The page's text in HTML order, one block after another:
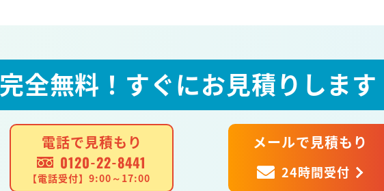
完全無料！ すぐにお見積りします
電話で見積もり
0120-22-8441
【電話受付】9:00～17:00
メールで見積もり
24時間受付